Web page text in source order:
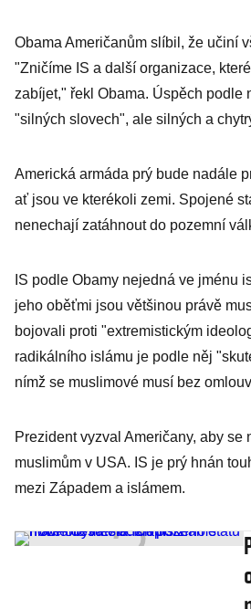
Obama Američanům slíbil, že učiní
"Zničíme IS a další organizace,
zabíjet," řekl Obama. Úspěch podle
"silných slovech", ale silných a
Americká armáda prý bude nadále
ať jsou ve kterékoli zemi. Spojené
nenechají zatáhnout do pozemní
IS podle Obamy nejedná ve jménu
jeho oběťmi jsou většinou právě
bojovali proti "extremistickým
radikálního islámu je podle něj
nímž se muslimové musí bez
Prezident vyzval Američany, aby se
muslimům v USA. IS je prý hnán
mezi Západem a islámem.